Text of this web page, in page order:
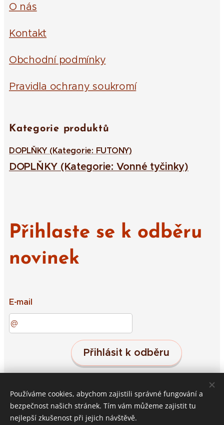
O nás
Kontakt
Obchodní podmínky
Pravidla ochrany soukromí
Kategorie produktů
DOPLŇKY (Kategorie: FUTONY)
DOPLŇKY (Kategorie: Vonné tyčinky)
Přihlaste se k odběru
novinek
E-mail
Přihlásit k odběru
Střeleč 19, Jičín, 50601 Cookies
Používáme cookies, abychom zajistili správné fungování a
bezpečnost našich stránek. Tím vám můžeme zajistit tu
nejlepší zkušenost při jejich návštěvě.